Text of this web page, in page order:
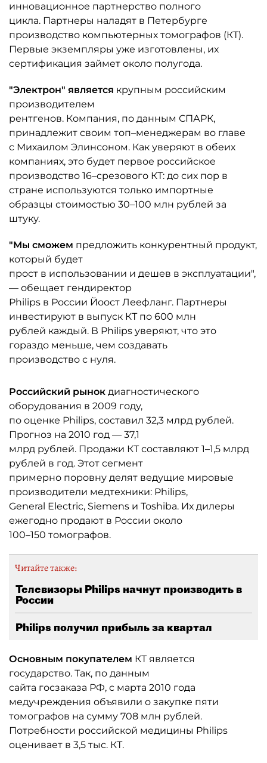
инновационное партнерство полного
цикла. Партнеры наладят в Петербурге
производство компьютерных томографов (КТ).
Первые экземпляры уже изготовлены, их
сертификация займет около полугода.
"Электрон" является крупным российским
производителем
рентгенов. Компания, по данным СПАРК,
принадлежит своим топ–менеджерам во главе
с Михаилом Элинсоном. Как уверяют в обеих
компаниях, это будет первое российское
производство 16–срезового КТ: до сих пор в
стране используются только импортные
образцы стоимостью 30–100 млн рублей за
штуку.
"Мы сможем предложить конкурентный продукт,
который будет
прост в использовании и дешев в эксплуатации",
— обещает гендиректор
Philips в России Йоост Леефланг. Партнеры
инвестируют в выпуск КТ по 600 млн
рублей каждый. В Philips уверяют, что это
гораздо меньше, чем создавать
производство с нуля.
Российский рынок диагностического
оборудования в 2009 году,
по оценке Philips, составил 32,3 млрд рублей.
Прогноз на 2010 год — 37,1
млрд рублей. Продажи КТ составляют 1–1,5 млрд
рублей в год. Этот сегмент
примерно поровну делят ведущие мировые
производители медтехники: Philips,
General Electric, Siemens и Toshiba. Их дилеры
ежегодно продают в России около
100–150 томографов.
Читайте также:
Телевизоры Philips начнут производить в
России
Philips получил прибыль за квартал
Основным покупателем КТ является
государство. Так, по данным
сайта госзаказа РФ, с марта 2010 года
медучреждения объявили о закупке пяти
томографов на сумму 708 млн рублей.
Потребности российской медицины Philips
оценивает в 3,5 тыс. КТ.